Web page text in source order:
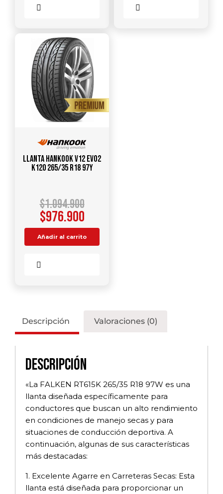
Llanta HANKOOK V12 Evo2
K120 265/35 R18 97Y
$1.094.900
$976.900
Añadir al carrito
Descripción Valoraciones (0)
Descripción
«La FALKEN RT615K 265/35 R18 97W es una
llanta diseñada específicamente para
conductores que buscan un alto rendimiento
en condiciones de manejo secas y para
situaciones de conducción deportiva. A
continuación, algunas de sus características
más destacadas:
1. Excelente Agarre en Carreteras Secas: Esta
llanta está diseñada para proporcionar un